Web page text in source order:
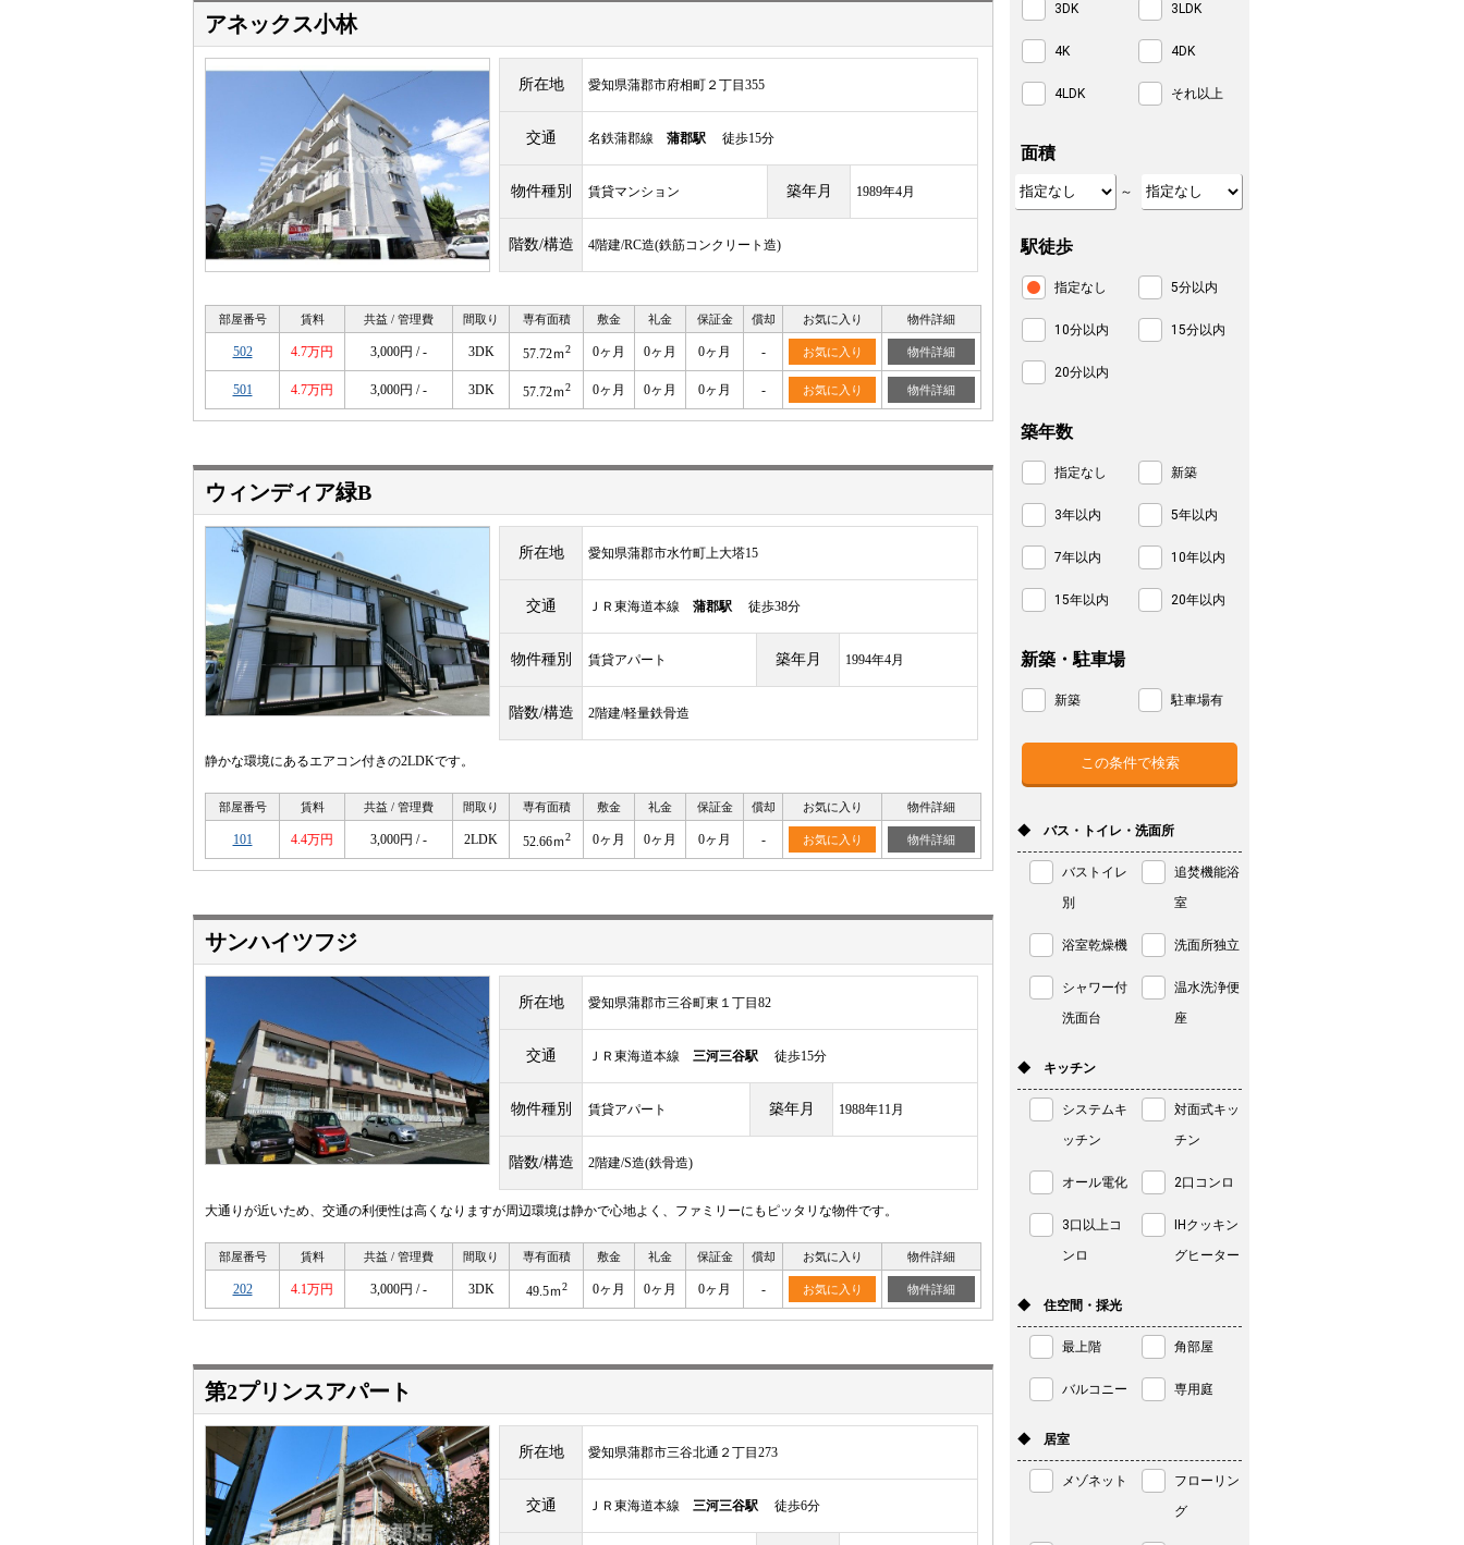
アネックス小林
所在地 愛知県蒲郡市府相町２丁目355
交通 名鉄蒲郡線 蒲郡駅 徒歩15分
物件種別 賃貸マンション 築年月 1989年4月
階数/構造 4階建/RC造(鉄筋コンクリート造)
部屋番号 賃料 共益 / 管理費 間取り 専有面積 敷金 礼金 保証金 償却 お気に入り 物件詳細
502 4.7万円 3,000円 / - 3DK 57.72ｍ2 0ヶ月 0ヶ月 0ヶ月 - お気に入り 物件詳細
501 4.7万円 3,000円 / - 3DK 57.72ｍ2 0ヶ月 0ヶ月 0ヶ月 - お気に入り 物件詳細
ウィンディア緑B
所在地 愛知県蒲郡市水竹町上大塔15
交通 ＪＲ東海道本線 蒲郡駅 徒歩38分
物件種別 賃貸アパート 築年月 1994年4月
階数/構造 2階建/軽量鉄骨造
静かな環境にあるエアコン付きの2LDKです。
部屋番号 賃料 共益 / 管理費 間取り 専有面積 敷金 礼金 保証金 償却 お気に入り 物件詳細
101 4.4万円 3,000円 / - 2LDK 52.66ｍ2 0ヶ月 0ヶ月 0ヶ月 - お気に入り 物件詳細
サンハイツフジ
所在地 愛知県蒲郡市三谷町東１丁目82
交通 ＪＲ東海道本線 三河三谷駅 徒歩15分
物件種別 賃貸アパート 築年月 1988年11月
階数/構造 2階建/S造(鉄骨造)
大通りが近いため、交通の利便性は高くなりますが周辺環境は静かで心地よく、ファミリーにもピッタリな物件です。
部屋番号 賃料 共益 / 管理費 間取り 専有面積 敷金 礼金 保証金 償却 お気に入り 物件詳細
202 4.1万円 3,000円 / - 3DK 49.5ｍ2 0ヶ月 0ヶ月 0ヶ月 - お気に入り 物件詳細
第2プリンスアパート
所在地 愛知県蒲郡市三谷北通２丁目273
交通 ＪＲ東海道本線 三河三谷駅 徒歩6分
3DK 3LDK
4K 4DK
4LDK それ以上
面積
～
駅徒歩
指定なし 5分以内
10分以内 15分以内
20分以内
築年数
指定なし 新築
3年以内 5年以内
7年以内 10年以内
15年以内 20年以内
新築・駐車場
新築 駐車場有
◆ バス・トイレ・洗面所
バストイレ
別
追焚機能浴
室
浴室乾燥機 洗面所独立
シャワー付
洗面台
温水洗浄便
座
◆ キッチン
システムキ
ッチン
対面式キッ
チン
オール電化 2口コンロ
3口以上コ
ンロ
IHクッキン
グヒーター
◆ 住空間・採光
最上階 角部屋
バルコニー 専用庭
◆ 居室
メゾネット
フローリン
グ